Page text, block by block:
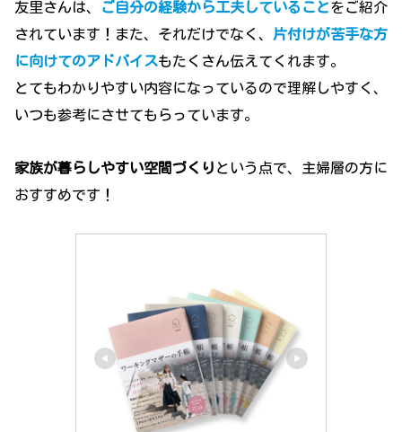
友里さんは、 ご自分の経験から工夫していることをご紹介
されています！また、それだけでなく、 片付けが苦手な方
に向けてのアドバイスもたくさん伝えてくれます。
とてもわかりやすい内容になっているので理解しやすく、
いつも参考にさせてもらっています。
家族が暮らしやすい空間づくり という点で、主婦層の方に
おすすめです！